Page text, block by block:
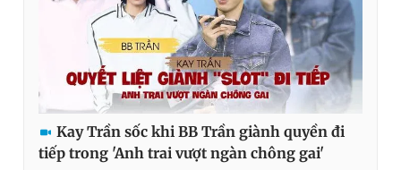
Kay Trần sốc khi BB Trần giành quyền đi
tiếp trong 'Anh trai vượt ngàn chông gai'